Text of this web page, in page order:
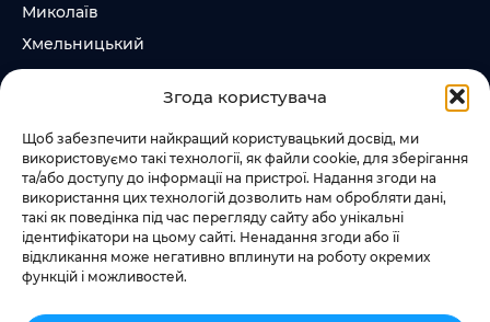
Згода користувача
Щоб забезпечити найкращий користувацький досвід, ми
використовуємо такі технології, як файли cookie, для зберігання
та/або доступу до інформації на пристрої. Надання згоди на
використання цих технологій дозволить нам обробляти дані,
такі як поведінка під час перегляду сайту або унікальні
ідентифікатори на цьому сайті. Ненадання згоди або її
відкликання може негативно вплинути на роботу окремих
функцій і можливостей.
Миколаїв
Хмельницький
Суми
Слідкувати за нами
+38 073 185 81 11
+38 067 457 86 44